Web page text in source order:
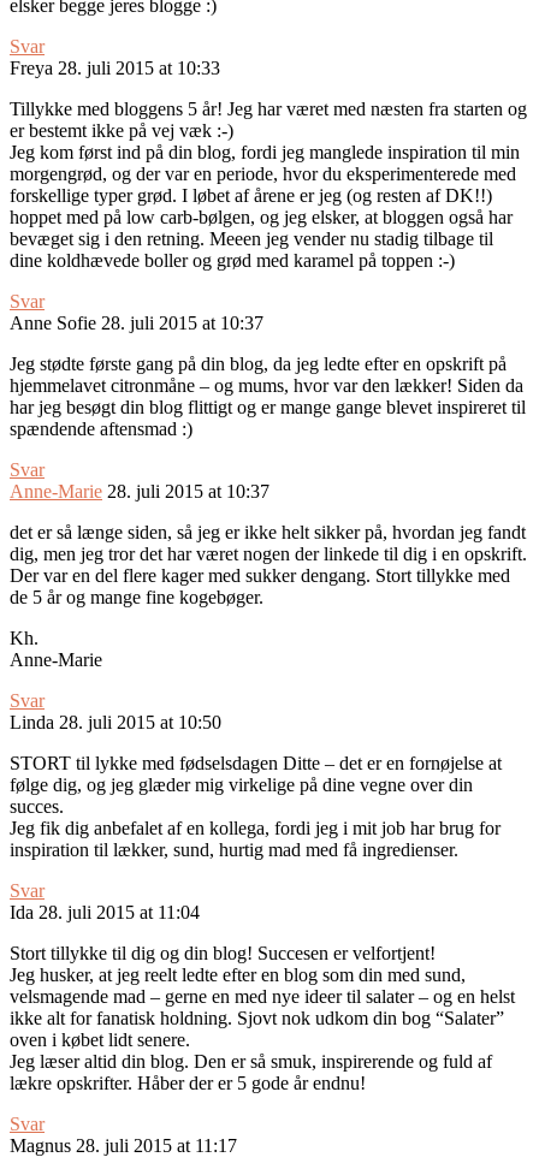
elsker begge jeres blogge :)
Svar
Freya 28. juli 2015 at 10:33
Tillykke med bloggens 5 år! Jeg har været med næsten fra starten og
er bestemt ikke på vej væk :-)
Jeg kom først ind på din blog, fordi jeg manglede inspiration til min
morgengrød, og der var en periode, hvor du eksperimenterede med
forskellige typer grød. I løbet af årene er jeg (og resten af DK!!)
hoppet med på low carb-bølgen, og jeg elsker, at bloggen også har
bevæget sig i den retning. Meeen jeg vender nu stadig tilbage til
dine koldhævede boller og grød med karamel på toppen :-)
Svar
Anne Sofie 28. juli 2015 at 10:37
Jeg stødte første gang på din blog, da jeg ledte efter en opskrift på
hjemmelavet citronmåne – og mums, hvor var den lækker! Siden da
har jeg besøgt din blog flittigt og er mange gange blevet inspireret til
spændende aftensmad :)
Svar
Anne-Marie 28. juli 2015 at 10:37
det er så længe siden, så jeg er ikke helt sikker på, hvordan jeg fandt
dig, men jeg tror det har været nogen der linkede til dig i en opskrift.
Der var en del flere kager med sukker dengang. Stort tillykke med
de 5 år og mange fine kogebøger.
Kh.
Anne-Marie
Svar
Linda 28. juli 2015 at 10:50
STORT til lykke med fødselsdagen Ditte – det er en fornøjelse at
følge dig, og jeg glæder mig virkelige på dine vegne over din
succes.
Jeg fik dig anbefalet af en kollega, fordi jeg i mit job har brug for
inspiration til lækker, sund, hurtig mad med få ingredienser.
Svar
Ida 28. juli 2015 at 11:04
Stort tillykke til dig og din blog! Succesen er velfortjent!
Jeg husker, at jeg reelt ledte efter en blog som din med sund,
velsmagende mad – gerne en med nye ideer til salater – og en helst
ikke alt for fanatisk holdning. Sjovt nok udkom din bog “Salater”
oven i købet lidt senere.
Jeg læser altid din blog. Den er så smuk, inspirerende og fuld af
lækre opskrifter. Håber der er 5 gode år endnu!
Svar
Magnus 28. juli 2015 at 11:17